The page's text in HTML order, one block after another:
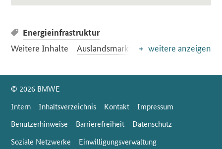
Energieinfrastruktur
Weitere Inhalte Auslandsmarktinformationen
weitere anzeigen
SrOnlyServicemenü
© 2026 BMWE
Intern
Inhaltsverzeichnis Kontakt
Impressum
Benutzerhinweise
Barrierefreiheit
Datenschutz
Soziale Netzwerke
Einwilligungsverwaltung